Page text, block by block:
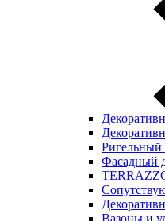
Ригельный
Фасадный
Вазоны и